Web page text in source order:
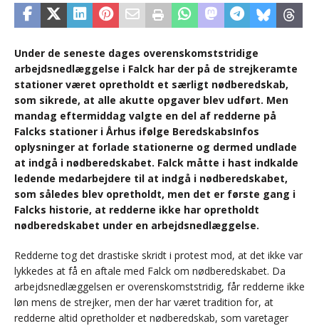
Under de seneste dages overenskomststridige
arbejdsnedlæggelse i Falck har der på de strejkeramte
stationer været opretholdt et særligt nødberedskab,
som sikrede, at alle akutte opgaver blev udført. Men
mandag eftermiddag valgte en del af redderne på
Falcks stationer i Århus ifølge BeredskabsInfos
oplysninger at forlade stationerne og dermed undlade
at indgå i nødberedskabet. Falck måtte i hast indkalde
ledende medarbejdere til at indgå i nødberedskabet,
som således blev opretholdt, men det er første gang i
Falcks historie, at redderne ikke har opretholdt
nødberedskabet under en arbejdsnedlæggelse.
Redderne tog det drastiske skridt i protest mod, at det ikke var
lykkedes at få en aftale med Falck om nødberedskabet. Da
arbejdsnedlæggelsen er overenskomststridig, får redderne ikke
løn mens de strejker, men der har været tradition for, at
redderne altid opretholder et nødberedskab, som varetager